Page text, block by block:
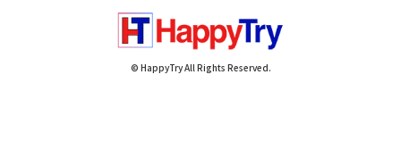
© HappyTry All Rights Reserved.